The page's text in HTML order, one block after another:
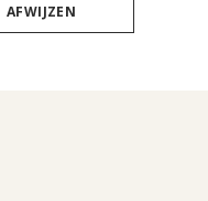
AFWIJZEN